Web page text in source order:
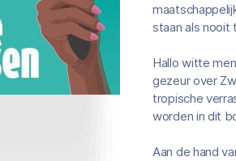
staan als nooit
Hallo witte
gezeur over
tropische
worden in dit
Aan de hand